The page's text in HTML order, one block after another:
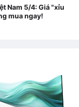
Nam 5/4: Giá "xỉu
mua ngay!